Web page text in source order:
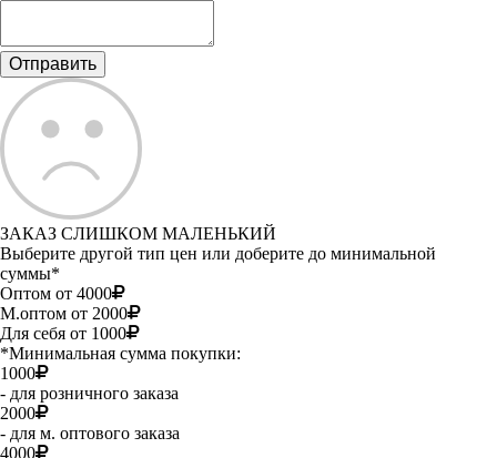
ЗАКАЗ СЛИШКОМ МАЛЕНЬКИЙ
Выберите другой тип цен или доберите до минимальной
суммы*
Оптом от 4000
М.оптом от 2000
Для себя от 1000
*Минимальная сумма покупки:
1000
- для розничного заказа
2000
- для м. оптового заказа
4000